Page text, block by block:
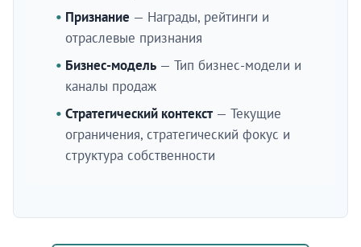
Признание — Награды, рейтинги и
отраслевые признания
Бизнес-модель — Тип бизнес-модели и
каналы продаж
Стратегический контекст — Текущие
ограничения, стратегический фокус и
структура собственности